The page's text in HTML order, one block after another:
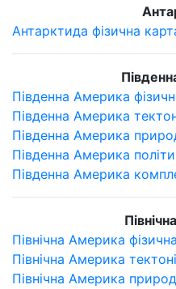
Антарктида фізична
Південна Америка
Південна Америка
Південна Америка
Південна Америка
Південна Америка
Північна Америка
Північна Америка
Північна Америка